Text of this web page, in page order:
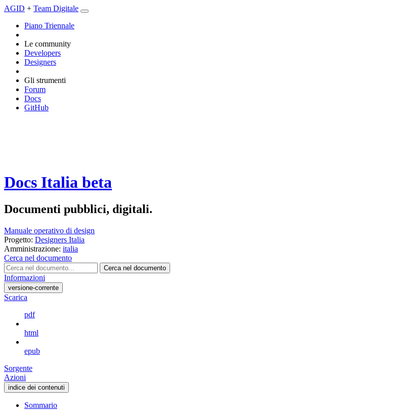
AGID + Team Digitale
Piano Triennale
Le community
Developers
Designers
Gli strumenti
Forum
Docs
GitHub
Docs Italia beta
Documenti pubblici, digitali.
Manuale operativo di design
Progetto: Designers Italia
Amministrazione: italia
Cerca nel documento
Cerca nel documento
Informazioni
versione-corrente
Scarica
pdf
html
epub
Sorgente
Azioni
indice dei contenuti
Sommario